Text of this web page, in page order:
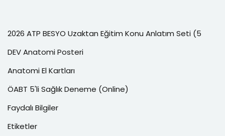
2026 ATP BESYO Uzaktan Eğitim Konu Anlatım Seti (5
DEV Anatomi Posteri
Anatomi El Kartları
ÖABT 5'li Sağlık Deneme (Online)
Faydalı Bilgiler
Etiketler